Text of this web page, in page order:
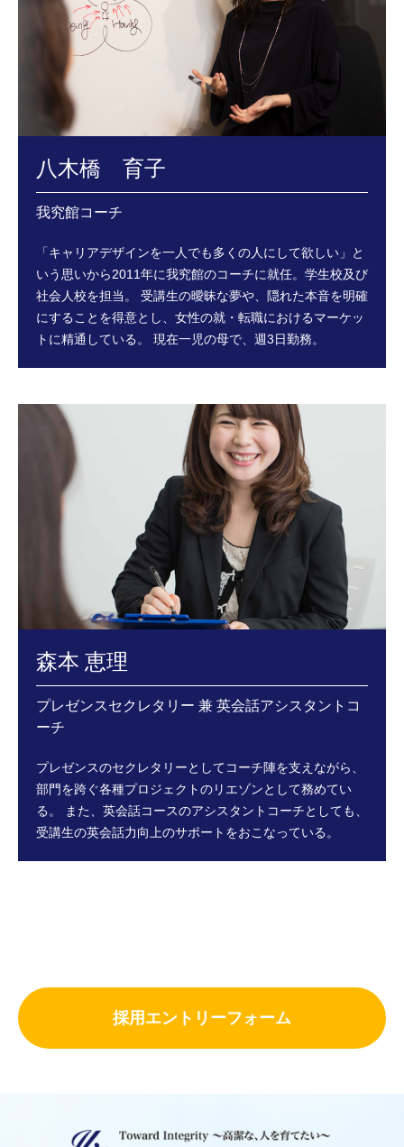
八木橋 育子
我究館コーチ
「キャリアデザインを一人でも多くの人にして欲しい」と
いう思いから2011年に我究館のコーチに就任。学生校及び
社会人校を担当。
受講生の曖昧な夢や、隠れた本音を明確
にすることを得意とし、女性の就・転職におけるマーケッ
トに精通している。
現在一児の母で、週3日勤務。
森本 恵理
プレゼンスセクレタリー 兼 英会話アシスタントコ
ーチ
プレゼンスのセクレタリーとしてコーチ陣を支えながら、
部門を跨ぐ各種プロジェクトのリエゾンとして務めてい
る。
また、英会話コースのアシスタントコーチとしても、
受講生の英会話力向上のサポートをおこなっている。
採用エントリーフォーム